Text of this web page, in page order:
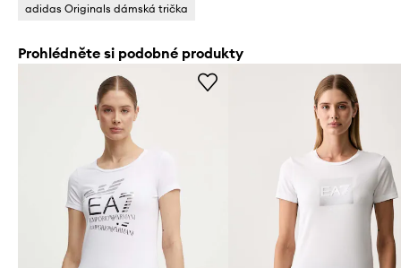
adidas Originals dámská trička
Prohlédněte si podobné produkty